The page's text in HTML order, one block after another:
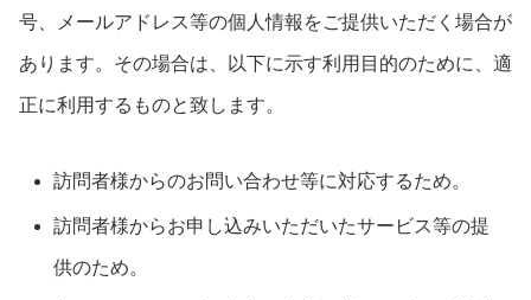
号、メールアドレス等の個人情報をご提供いただく場合が
あります。その場合は、以下に示す利用目的のために、適
正に利用するものと致します。
訪問者様からのお問い合わせ等に対応するため。
訪問者様からお申し込みいただいたサービス等の提
供のため。